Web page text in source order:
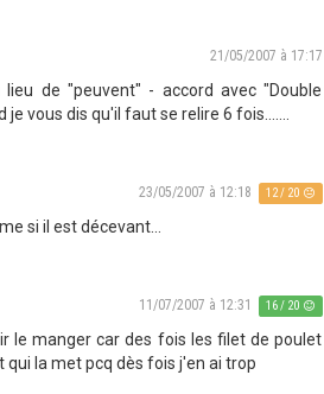
21/05/2007 à 17:17
de "peuvent" - accord avec "Double
vous dis qu'il faut se relire 6 fois.......
23/05/2007 à 12:18 12 / 20
si il est décevant...
11/07/2007 à 12:31 16 / 20
le manger car des fois les filet de poulet
qui la met pcq dès fois j'en ai trop